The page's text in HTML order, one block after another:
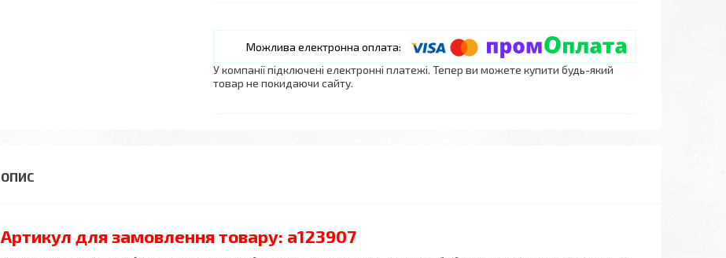
У компанії підключені електронні платежі. Тепер ви можете купити будь-який
товар не покидаючи сайту.
Артикул для замовлення товару: a123907